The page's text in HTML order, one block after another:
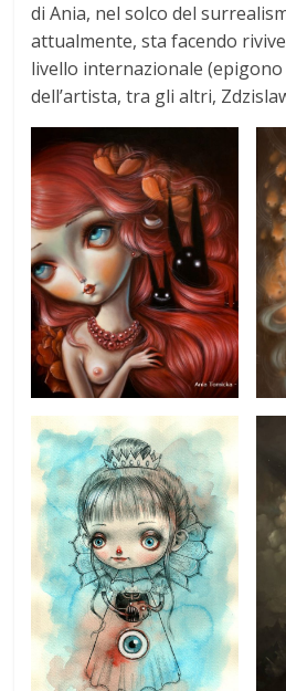
di Ania, nel solco del
attualmente, sta facendo
livello internazionale
dell’artista, tra gli altri,